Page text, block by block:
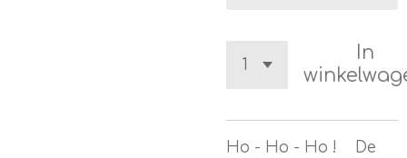
In
Ho - Ho - Ho ! De